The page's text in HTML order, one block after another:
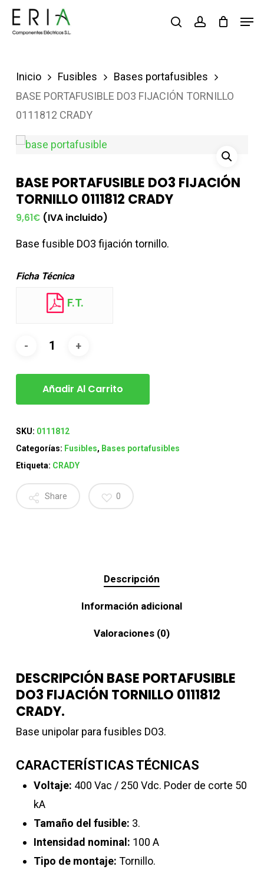
Saltar
buscaraccount
Inicio Fusibles
Bases portafusibles
BASE PORTAFUSIBLE DO3 FIJACIÓN TORNILLO
0111812 CRADY
BASE PORTAFUSIBLE DO3 FIJACIÓN
TORNILLO 0111812 CRADY
9,61€ (IVA incluido)
Base fusible DO3 fijación tornillo.
Ficha Técnica
F.T.
Añadir Al Carrito
SKU: 0111812
Categorías: Fusibles, Bases portafusibles
Etiqueta: CRADY
Share 0
Descripción
Información adicional
Valoraciones (0)
DESCRIPCIÓN BASE PORTAFUSIBLE
DO3 FIJACIÓN TORNILLO 0111812
CRADY.
Base unipolar para fusibles DO3.
CARACTERÍSTICAS TÉCNICAS
Voltaje: 400 Vac / 250 Vdc. Poder de corte 50
kA
Tamaño del fusible: 3.
Intensidad nominal: 100 A
Tipo de montaje: Tornillo.